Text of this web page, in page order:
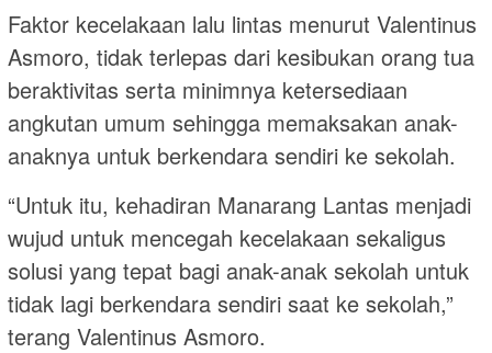
Faktor kecelakaan lalu lintas menurut Valentinus
Asmoro, tidak terlepas dari kesibukan orang tua
beraktivitas serta minimnya ketersediaan
angkutan umum sehingga memaksakan anak-
anaknya untuk berkendara sendiri ke sekolah.
“Untuk itu, kehadiran Manarang Lantas menjadi
wujud untuk mencegah kecelakaan sekaligus
solusi yang tepat bagi anak-anak sekolah untuk
tidak lagi berkendara sendiri saat ke sekolah,”
terang Valentinus Asmoro.